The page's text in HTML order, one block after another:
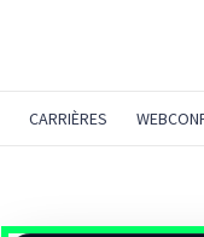
CARRIÈRES